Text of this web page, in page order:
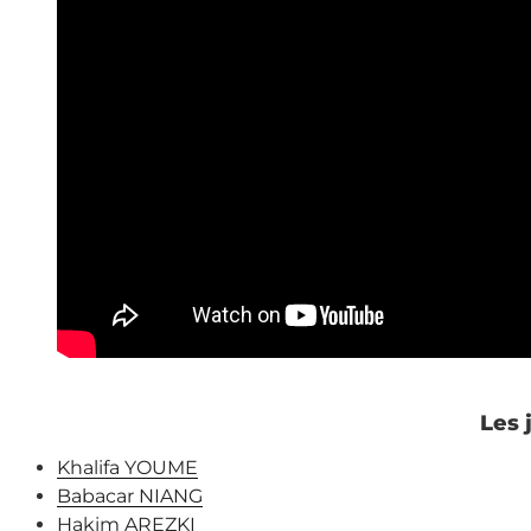
Les
Khalifa YOUME
Babacar NIANG
Hakim AREZKI